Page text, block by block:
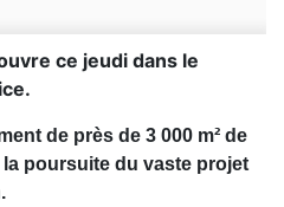
ce jeudi dans le
de près de 3 000 m² de
poursuite du vaste projet